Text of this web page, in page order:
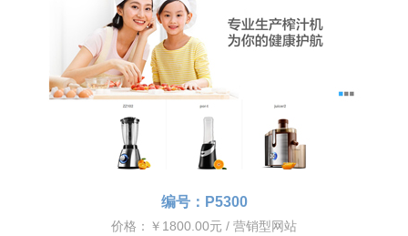
编号：P5300
价格：￥1800.00元 / 营销型网站